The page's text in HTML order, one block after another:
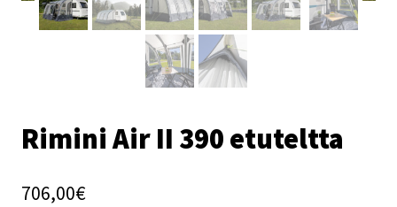
Rimini Air II 390 etuteltta
706,00€